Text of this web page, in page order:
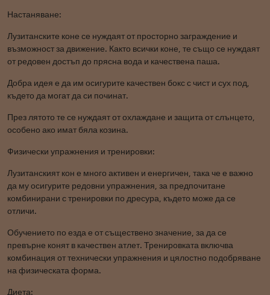
Настаняване:
Лузитанските коне се нуждаят от просторно заграждение и
възможност за движение. Както всички коне, те също се нуждаят
от редовен достъп до прясна вода и качествена паша.
Добра идея е да им осигурите качествен бокс с чист и сух под,
където да могат да си починат.
През лятото те се нуждаят от охлаждане и защита от слънцето,
особено ако имат бяла козина.
Физически упражнения и тренировки:
Лузитанският кон е много активен и енергичен, така че е важно
да му осигурите редовни упражнения, за предпочитане
комбинирани с тренировки по дресура, където може да се
отличи.
Обучението по езда е от съществено значение, за да се
превърне конят в качествен атлет. Тренировката включва
комбинация от технически упражнения и цялостно подобряване
на физическата форма.
Диета: